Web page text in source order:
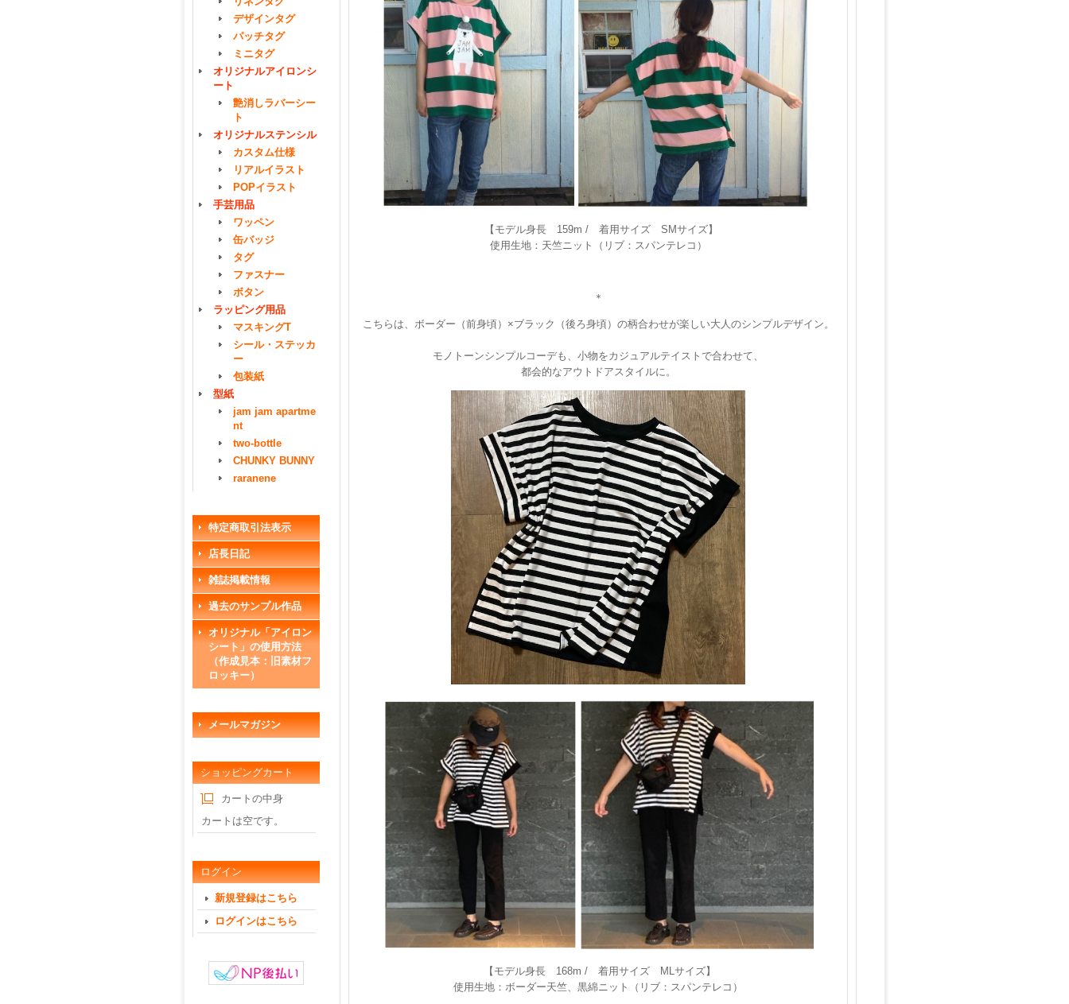
デザインタグ
パッチタグ
ミニタグ
オリジナルアイロンシ
ート
艶消しラバーシー
ト
オリジナルステンシル
カスタム仕様
リアルイラスト
POPイラスト
手芸用品
ワッペン
缶バッジ
タグ
ファスナー
ボタン
ラッピング用品
マスキングT
シール・ステッカ
ー
包装紙
型紙
jam jam apartme
nt
two-bottle
CHUNKY BUNNY
raranene
特定商取引法表示
店長日記
雑誌掲載情報
過去のサンプル作品
オリジナル「アイロン
シート」の使用方法
（作成見本：旧素材フ
ロッキー）
メールマガジン
ショッピングカート
カートの中身
カートは空です。
ログイン
新規登録はこちら
ログインはこちら
【モデル身長 159m / 着用サイズ SMサイズ】
使用生地：天竺ニット（リブ：スパンテレコ）
＊
こちらは、ボーダー（前身頃）×ブラック（後ろ身頃）の柄合わせが楽しい大人のシンプルデザイン。
モノトーンシンプルコーデも、小物をカジュアルテイストで合わせて、
都会的なアウトドアスタイルに。
【モデル身長 168m / 着用サイズ MLサイズ】
使用生地：ボーダー天竺、黒綿ニット（リブ：スパンテレコ）